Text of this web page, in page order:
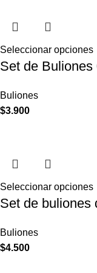
Seleccionar opciones
Set de
Buliones
$3.900
Seleccionar opciones
Set de buliones
Buliones
$4.500